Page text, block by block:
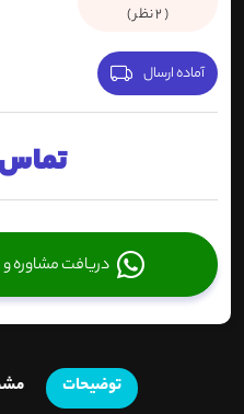
(
2نظر )
آماده ارسال
دریافت مشاوره
توضیحات